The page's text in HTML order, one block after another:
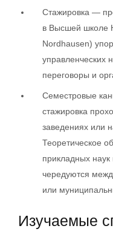
Стажировка —
в Высшей школе
Nordhausen)
управленческих
переговоры и
Семестровые
стажировка
заведениях или
Теоретическое
прикладных наук
чередуются
или
Изучаемые